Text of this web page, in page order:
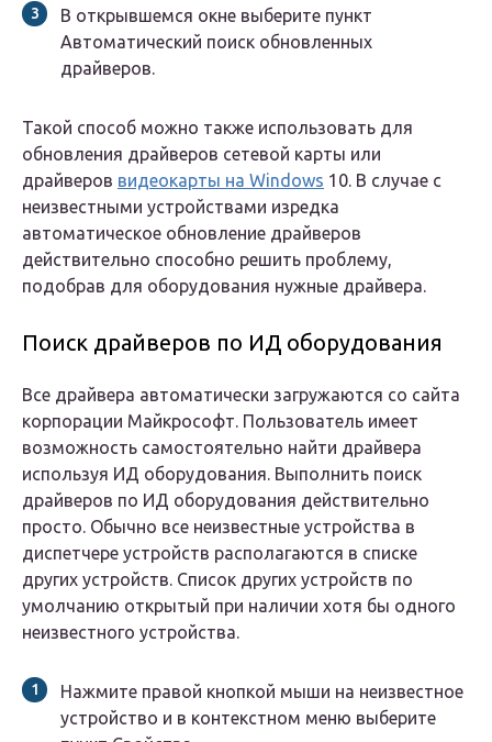
В открывшемся окне выберите пункт
Автоматический поиск обновленных
драйверов.
Такой способ можно также использовать для
обновления драйверов сетевой карты или
драйверов видеокарты на Windows 10. В случае с
неизвестными устройствами изредка
автоматическое обновление драйверов
действительно способно решить проблему,
подобрав для оборудования нужные драйвера.
Поиск драйверов по ИД оборудования
Все драйвера автоматически загружаются со сайта
корпорации Майкрософт. Пользователь имеет
возможность самостоятельно найти драйвера
используя ИД оборудования. Выполнить поиск
драйверов по ИД оборудования действительно
просто. Обычно все неизвестные устройства в
диспетчере устройств располагаются в списке
других устройств. Список других устройств по
умолчанию открытый при наличии хотя бы одного
неизвестного устройства.
Нажмите правой кнопкой мыши на неизвестное
устройство и в контекстном меню выберите